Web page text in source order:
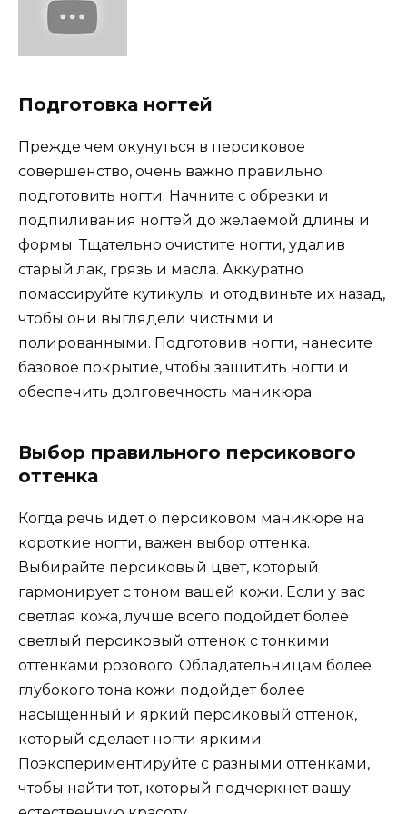
Подготовка ногтей
Прежде чем окунуться в персиковое
совершенство, очень важно правильно
подготовить ногти. Начните с обрезки и
подпиливания ногтей до желаемой длины и
формы. Тщательно очистите ногти, удалив
старый лак, грязь и масла. Аккуратно
помассируйте кутикулы и отодвиньте их назад,
чтобы они выглядели чистыми и
полированными. Подготовив ногти, нанесите
базовое покрытие, чтобы защитить ногти и
обеспечить долговечность маникюра.
Выбор правильного персикового
оттенка
Когда речь идет о персиковом маникюре на
короткие ногти, важен выбор оттенка.
Выбирайте персиковый цвет, который
гармонирует с тоном вашей кожи. Если у вас
светлая кожа, лучше всего подойдет более
светлый персиковый оттенок с тонкими
оттенками розового. Обладательницам более
глубокого тона кожи подойдет более
насыщенный и яркий персиковый оттенок,
который сделает ногти яркими.
Поэкспериментируйте с разными оттенками,
чтобы найти тот, который подчеркнет вашу